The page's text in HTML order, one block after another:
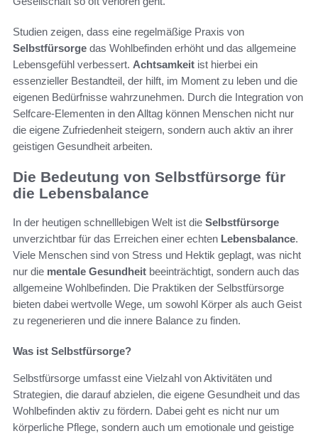
Studien zeigen, dass eine regelmäßige Praxis von
Selbstfürsorge das Wohlbefinden erhöht und das allgemeine
Lebensgefühl verbessert. Achtsamkeit ist hierbei ein
essenzieller Bestandteil, der hilft, im Moment zu leben und die
eigenen Bedürfnisse wahrzunehmen. Durch die Integration von
Selfcare-Elementen in den Alltag können Menschen nicht nur
die eigene Zufriedenheit steigern, sondern auch aktiv an ihrer
geistigen Gesundheit arbeiten.
Die Bedeutung von Selbstfürsorge für
die Lebensbalance
In der heutigen schnelllebigen Welt ist die Selbstfürsorge
unverzichtbar für das Erreichen einer echten Lebensbalance.
Viele Menschen sind von Stress und Hektik geplagt, was nicht
nur die mentale Gesundheit beeinträchtigt, sondern auch das
allgemeine Wohlbefinden. Die Praktiken der Selbstfürsorge
bieten dabei wertvolle Wege, um sowohl Körper als auch Geist
zu regenerieren und die innere Balance zu finden.
Was ist Selbstfürsorge?
Selbstfürsorge umfasst eine Vielzahl von Aktivitäten und
Strategien, die darauf abzielen, die eigene Gesundheit und das
Wohlbefinden aktiv zu fördern. Dabei geht es nicht nur um
körperliche Pflege, sondern auch um emotionale und geistige